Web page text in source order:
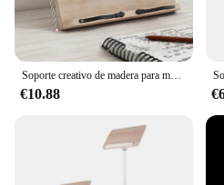
Soporte creativo de madera para mesa, estantería de lectura, tableta, PC, almohadilla de dibujo, sujetalibros de madera, organizador de escritorio, papelería, 1 piezas
€10.88